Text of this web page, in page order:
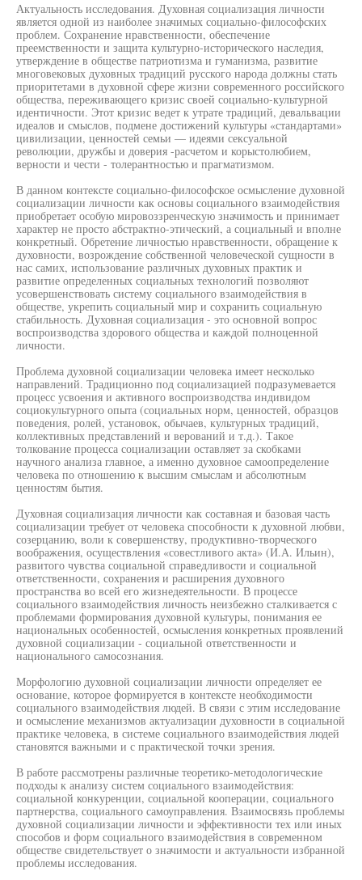
Актуальность исследования. Духовная социализация личности
является одной из наиболее значимых социально-философских
проблем. Сохранение нравственности, обеспечение
преемственности и защита культурно-исторического наследия,
утверждение в обществе патриотизма и гуманизма, развитие
многовековых духовных традиций русского народа должны стать
приоритетами в духовной сфере жизни современного российского
общества, переживающего кризис своей социально-культурной
идентичности. Этот кризис ведет к утрате традиций, девальвации
идеалов и смыслов, подмене достижений культуры «стандартами»
цивилизации, ценностей семьи — идеями сексуальной
революции, дружбы и доверия -расчетом и корыстолюбием,
верности и чести - толерантностью и прагматизмом.
В данном контексте социально-философское осмысление духовной
социализации личности как основы социального взаимодействия
приобретает особую мировоззренческую значимость и принимает
характер не просто абстрактно-этический, а социальный и вполне
конкретный. Обретение личностью нравственности, обращение к
духовности, возрождение собственной человеческой сущности в
нас самих, использование различных духовных практик и
развитие определенных социальных технологий позволяют
усовершенствовать систему социального взаимодействия в
обществе, укрепить социальный мир и сохранить социальную
стабильность. Духовная социализация - это основной вопрос
воспроизводства здорового общества и каждой полноценной
личности.
Проблема духовной социализации человека имеет несколько
направлений. Традиционно под социализацией подразумевается
процесс усвоения и активного воспроизводства индивидом
социокультурного опыта (социальных норм, ценностей, образцов
поведения, ролей, установок, обычаев, культурных традиций,
коллективных представлений и верований и т.д.). Такое
толкование процесса социализации оставляет за скобками
научного анализа главное, а именно духовное самоопределение
человека по отношению к высшим смыслам и абсолютным
ценностям бытия.
Духовная социализация личности как составная и базовая часть
социализации требует от человека способности к духовной любви,
созерцанию, воли к совершенству, продуктивно-творческого
воображения, осуществления «совестливого акта» (И.А. Ильин),
развитого чувства социальной справедливости и социальной
ответственности, сохранения и расширения духовного
пространства во всей его жизнедеятельности. В процессе
социального взаимодействия личность неизбежно сталкивается с
проблемами формирования духовной культуры, понимания ее
национальных особенностей, осмысления конкретных проявлений
духовной социализации - социальной ответственности и
национального самосознания.
Морфологию духовной социализации личности определяет ее
основание, которое формируется в контексте необходимости
социального взаимодействия людей. В связи с этим исследование
и осмысление механизмов актуализации духовности в социальной
практике человека, в системе социального взаимодействия людей
становятся важными и с практической точки зрения.
В работе рассмотрены различные теоретико-методологические
подходы к анализу систем социального взаимодействия:
социальной конкуренции, социальной кооперации, социального
партнерства, социального самоуправления. Взаимосвязь проблемы
духовной социализации личности и эффективности тех или иных
способов и форм социального взаимодействия в современном
обществе свидетельствует о значимости и актуальности избранной
проблемы исследования.